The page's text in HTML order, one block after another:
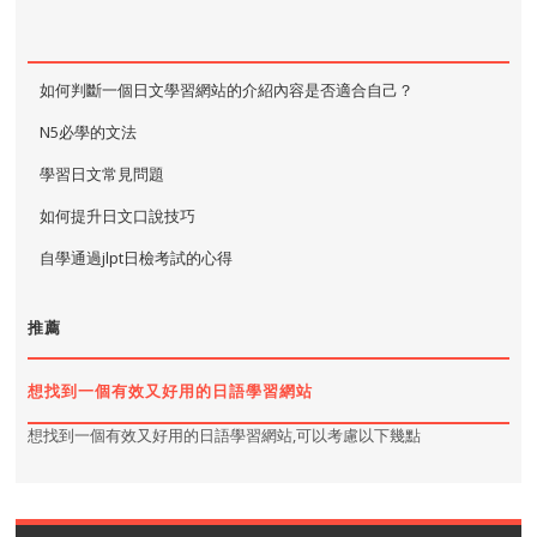
如何判斷一個日文學習網站的介紹內容是否適合自己？
N5必學的文法
學習日文常見問題
如何提升日文口說技巧
自學通過jlpt日檢考試的心得
推薦
想找到一個有效又好用的日語學習網站
想找到一個有效又好用的日語學習網站,可以考慮以下幾點